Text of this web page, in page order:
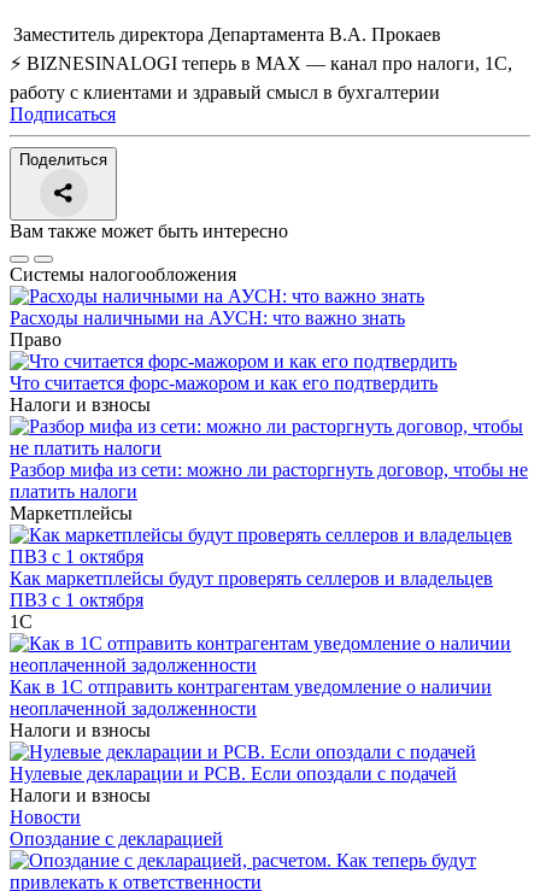
Заместитель директора Департамента В.А. Прокаев
⚡ BIZNESINALOGI теперь в MAX — канал про налоги, 1С,
работу с клиентами и здравый смысл в бухгалтерии
Подписаться
Поделиться
Вам также может быть интересно
Системы налогообложения
Расходы наличными на АУСН: что важно знать
Право
Что считается форс-мажором и как его подтвердить
Налоги и взносы
Разбор мифа из сети: можно ли расторгнуть договор, чтобы не
платить налоги
Маркетплейсы
Как маркетплейсы будут проверять селлеров и владельцев
ПВЗ с 1 октября
1С
Как в 1С отправить контрагентам уведомление о наличии
неоплаченной задолженности
Налоги и взносы
Нулевые декларации и РСВ. Если опоздали с подачей
Налоги и взносы
Новости
Опоздание с декларацией